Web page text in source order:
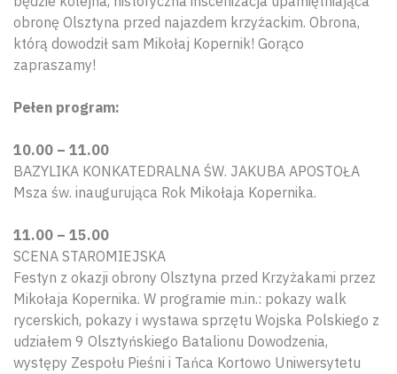
obronę Olsztyna przed najazdem krzyżackim. Obrona,
którą dowodził sam Mikołaj Kopernik! Gorąco
zapraszamy!
Pełen program:
10.00 – 11.00
BAZYLIKA KONKATEDRALNA ŚW. JAKUBA APOSTOŁA
Msza św. inaugurująca Rok Mikołaja Kopernika.
11.00 – 15.00
SCENA STAROMIEJSKA
Festyn z okazji obrony Olsztyna przed Krzyżakami przez
Mikołaja Kopernika. W programie m.in.: pokazy walk
rycerskich, pokazy i wystawa sprzętu Wojska Polskiego z
udziałem 9 Olsztyńskiego Batalionu Dowodzenia,
występy Zespołu Pieśni i Tańca Kortowo Uniwersytetu